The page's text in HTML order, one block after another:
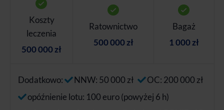
Koszty
leczenia
500 000 zł
Ratownictwo
500 000 zł
Bagaż
1 000 zł
Dodatkowo: NNW: 50 000 zł
OC: 200 000 zł
opóźnienie lotu: 100 euro (powyżej 6 h)